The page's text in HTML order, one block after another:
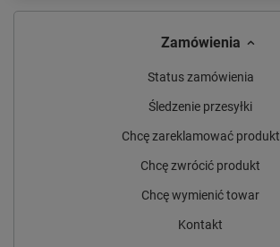
Zamówienia
Status zamówienia
Śledzenie przesyłki
Chcę zareklamować produkt
Chcę zwrócić produkt
Chcę wymienić towar
Kontakt